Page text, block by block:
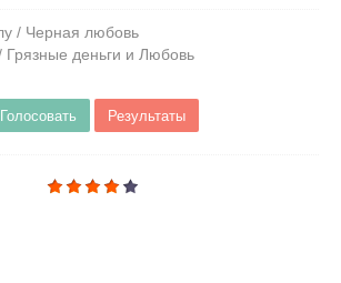
/ Черная любовь
деньги и Любовь
Голосовать Результаты